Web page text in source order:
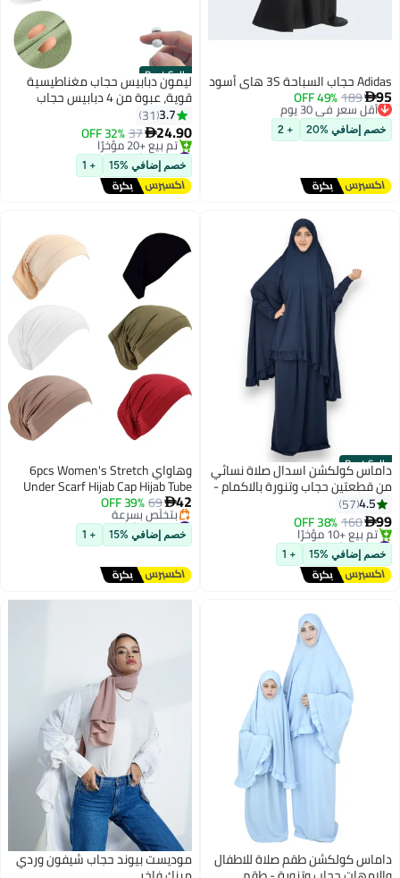
Adidas حجاب السباحة 3S هاي أسود
95
189
49% OFF
أقل سعر في 30 يوم
توصيل مجاني
أقل سعر في 30 يوم
خصم إضافي %20 + 2
Best Seller
ليمون دبابيس حجاب مغناطيسية
قوية، عبوة من 4 دبابيس حجاب
مغناطيسية قوية متعددة
الاستخدامات بدون دبابيس، دبابيس
مغناطيسية ملونة وشاح دبوس
مغناطيسي مشبك بروش بدون
تشابك للملابس والأوشحة (غير لامع)
3.7
31
24.90
37
32% OFF
#1 في أساسيات الحجاب
توصيل مجاني
تم بيع +20 مؤخرًا
#1 في أساسيات الحجاب
خصم إضافي %15 + 1
Best Seller
12
داماس كولكشن اسدال صلاة نسائي
من قطعتين حجاب وتنورة بالاكمام -
طقم صلاة قطعتين بالاكمام - طقم
ملابس الصلاة بالاكمام .
4.5
57
99
160
38% OFF
#2 في أساسيات الحجاب
توصيل مجاني
تم بيع +10 مؤخرًا
#2 في أساسيات الحجاب
خصم إضافي %15 + 1
وهاواي 6pcs Women's Stretch
Under Scarf Hijab Cap Hijab Tube
Islamic Muslim Under Caps for
Hijab Bonnet Cap Head Wears One
Size Color Assorted
42
69
39% OFF
#16 في أساسيات الحجاب
توصيل مجاني
بتخلّص بسرعة
خصم إضافي %15 + 1
داماس كولكشن طقم صلاة للاطفال موديست بيوند حجاب شيفون وردي